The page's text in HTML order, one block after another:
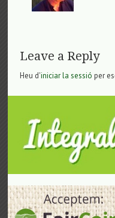
Leave a Reply
Heu d'iniciar la sessió per